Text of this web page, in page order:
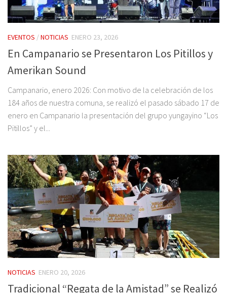
EVENTOS /NOTICIAS ENERO 23, 2026
En Campanario se Presentaron Los Pitillos y
Amerikan Sound
Campanario, enero 2026: Con motivo de la celebración de los
184 años de nuestra comuna, se realizó el pasado sábado 17 de
enero en Campanario la presentación del grupo yungayino “Los
Pitillos” y el...
NOTICIAS ENERO 20, 2026
Tradicional “Regata de la Amistad” se Realizó